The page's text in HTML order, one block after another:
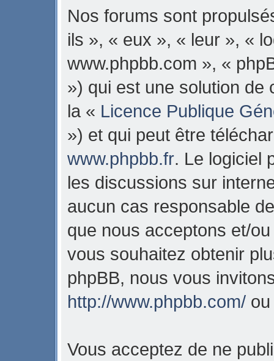
Nos forums sont
ils », « eux », « leur », «
www.phpbb.com », «
») qui est une solution de
la « Licence Publique
») et qui peut être
www.phpbb.fr. Le logiciel
les discussions sur
aucun cas responsable
que nous acceptons et/
vous souhaitez obtenir
phpBB, nous vous
http://www.phpbb.com/
Vous acceptez de ne